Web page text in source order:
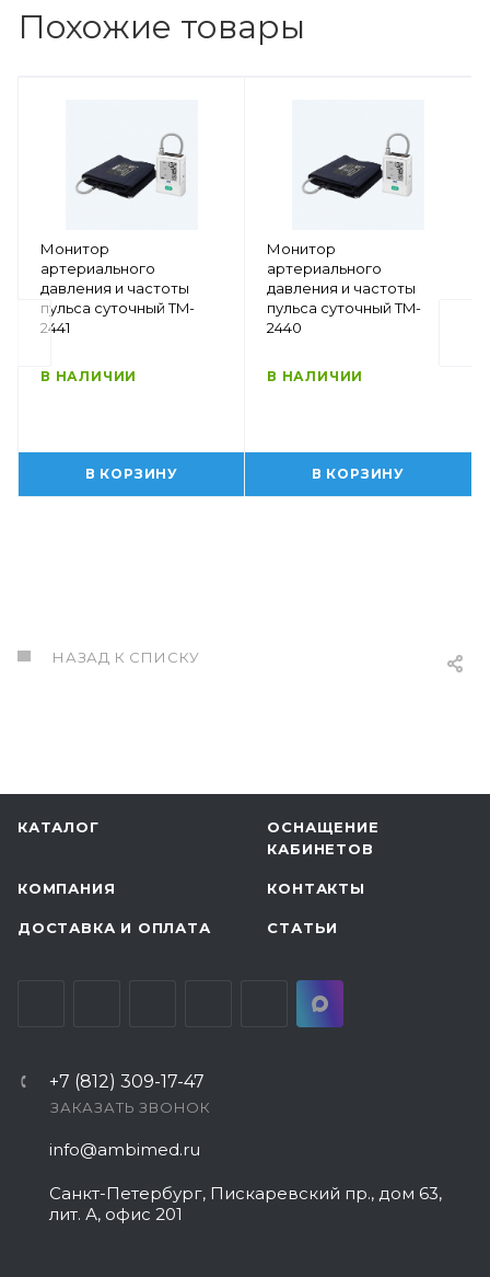
Похожие товары
Монитор
артериального
давления и частоты
пульса суточный TM-
2441
В НАЛИЧИИ
В КОРЗИНУ
Монитор
артериального
давления и частоты
пульса суточный TM-
2440
В НАЛИЧИИ
В КОРЗИНУ
НАЗАД К СПИСКУ
КАТАЛОГ
ОСНАЩЕНИЕ
КАБИНЕТОВ
КОМПАНИЯ КОНТАКТЫ
ДОСТАВКА И ОПЛАТА СТАТЬИ
+7 (812) 309-17-47
ЗАКАЗАТЬ ЗВОНОК
info@ambimed.ru
Санкт-Петербург, Пискаревский пр., дом 63,
лит. А, офис 201